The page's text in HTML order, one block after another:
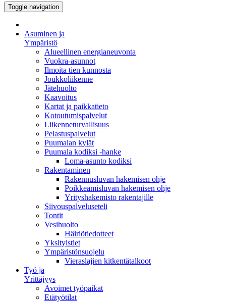
Toggle navigation
Asuminen ja
Ympäristö
Alueellinen energianeuvonta
Vuokra-asunnot
Ilmoita tien kunnosta
Joukkoliikenne
Jätehuolto
Kaavoitus
Kartat ja paikkatieto
Kotoutumispalvelut
Liikenneturvallisuus
Pelastuspalvelut
Puumalan kylät
Puumala kodiksi -hanke
Loma-asunto kodiksi
Rakentaminen
Rakennusluvan hakemisen ohje
Poikkeamisluvan hakemisen ohje
Yrityshakemisto rakentajille
Siivouspalveluseteli
Tontit
Vesihuolto
Häiriötiedotteet
Yksityistiet
Ympäristönsuojelu
Vieraslajien kitkentätalkoot
Työ ja
Yrittäjyys
Avoimet työpaikat
Etätyötilat